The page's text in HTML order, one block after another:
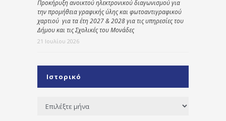
Προκήρυξη ανοικτού ηλεκτρονικού διαγωνισμού για
την προμήθεια γραφικής ύλης και φωτοαντιγραφικού
χαρτιού για τα έτη 2027 & 2028 για τις υπηρεσίες του
Δήμου και τις Σχολικές του Μονάδες
21 Ιουλίου 2026
Ιστορικό
Ιστορικό